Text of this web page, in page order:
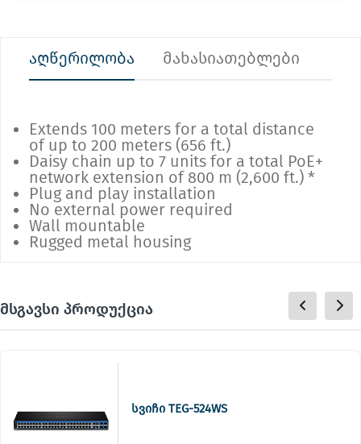
აღწერილობა მახასიათებლები
Extends 100 meters for a total distance
of up to 200 meters (656 ft.)
Daisy chain up to 7 units for a total PoE+
network extension of 800 m (2,600 ft.) *
Plug and play installation
No external power required
Wall mountable
Rugged metal housing
მსგავსი პროდუქცია
სვიჩი TEG-524WS